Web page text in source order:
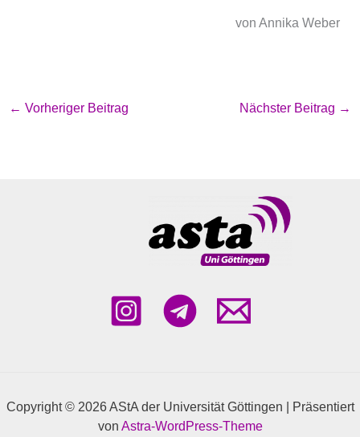
von Annika Weber
← Vorheriger Beitrag Nächster Beitrag →
Copyright © 2026 AStA der Universität Göttingen | Präsentiert
von Astra-WordPress-Theme